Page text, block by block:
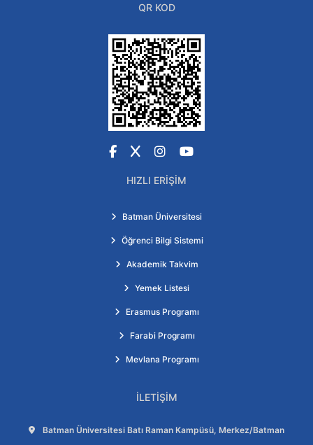
QR KOD
Facebook
X Instagram
YouTube
HIZLI ERIŞIM
Batman Üniversitesi
Öğrenci Bilgi Sistemi
Akademik Takvim
Yemek Listesi
Erasmus Programı
Farabi Programı
Mevlana Programı
İLETIŞIM
Adres:
Batman Üniversitesi Batı Raman Kampüsü, Merkez/Batman